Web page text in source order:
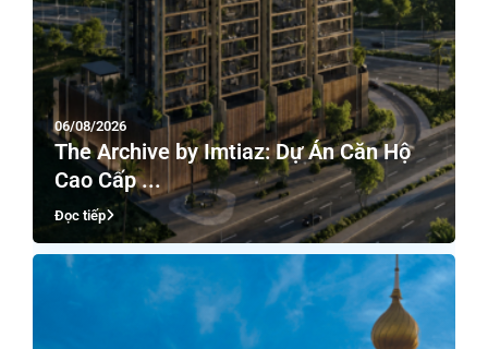
06/08/2026
The Archive by Imtiaz: Dự Án Căn Hộ
Cao Cấp ...
Đọc tiếp